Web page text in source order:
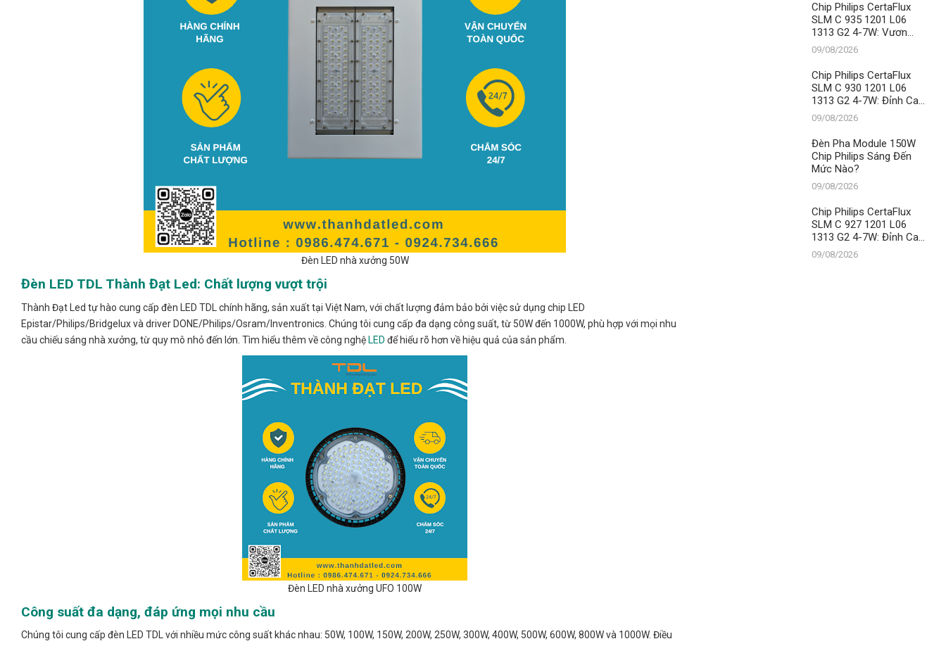
Đèn LED nhà xưởng 50W
Đèn LED TDL Thành Đạt Led: Chất lượng vượt trội
Thành Đạt Led tự hào cung cấp đèn LED TDL chính hãng, sản xuất tại Việt Nam, với chất lượng đảm bảo bởi việc sử dụng chip LED
Epistar/Philips/Bridgelux và driver DONE/Philips/Osram/Inventronics. Chúng tôi cung cấp đa dạng công suất, từ 50W đến 1000W, phù hợp với mọi nhu
cầu chiếu sáng nhà xưởng, từ quy mô nhỏ đến lớn. Tìm hiểu thêm về công nghệ LED để hiểu rõ hơn về hiệu quả của sản phẩm.
Đèn LED nhà xưởng UFO 100W
Công suất đa dạng, đáp ứng mọi nhu cầu
Chúng tôi cung cấp đèn LED TDL với nhiều mức công suất khác nhau: 50W, 100W, 150W, 200W, 250W, 300W, 400W, 500W, 600W, 800W và 1000W. Điều
Chip Philips CertaFlux
SLM C 935 1201 L06
1313 G2 4-7W: Vươn
Tầm Chiếu Sáng Hiện
Đại Cùng Thành Đạt LED
– Vị Thế Số 1 Không
Thể Xô Đổ
09/08/2026
Chip Philips CertaFlux
SLM C 930 1201 L06
1313 G2 4-7W: Đỉnh Cao
Chiếu Sáng Từ Thành
Đạt LED
09/08/2026
Đèn Pha Module 150W
Chip Philips Sáng Đến
Mức Nào?
09/08/2026
Chip Philips CertaFlux
SLM C 927 1201 L06
1313 G2 4-7W: Đỉnh Cao
Chiếu Sáng, Khẳng Định
Vị Thế Số 1 Của Thành
09/08/2026